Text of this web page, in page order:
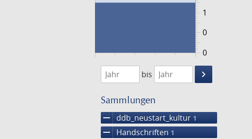
0
0
1
1474
1475
bis
keyboard_arrow_right
Suche
Sammlungen
remove ddb_neustart_kultur 1
remove Handschriften 1